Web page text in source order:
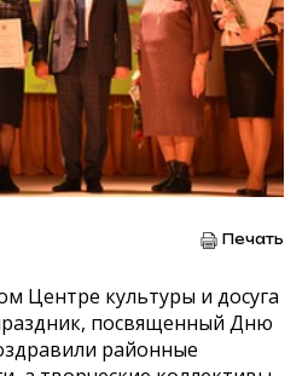
Печать
Центре культуры и досуга
посвященный Дню
районные